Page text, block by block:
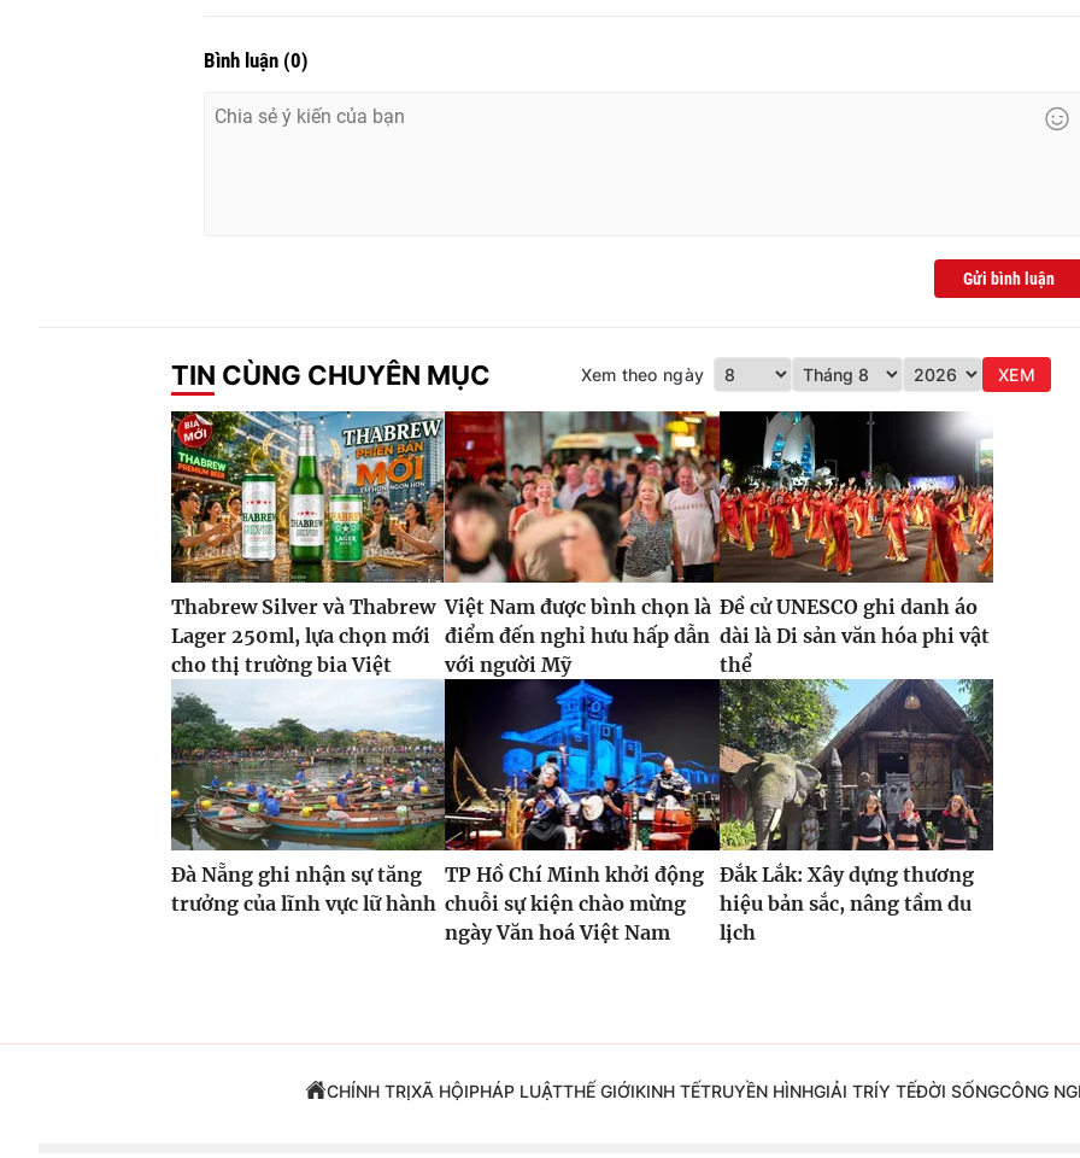
Bình luận (0)
Gửi bình luận
TIN CÙNG CHUYÊN MỤC Xem theo ngày XEM
Thabrew Silver và Thabrew
Lager 250ml, lựa chọn mới
cho thị trường bia Việt
Việt Nam được bình chọn là
điểm đến nghỉ hưu hấp dẫn
với người Mỹ
Đề cử UNESCO ghi danh áo
dài là Di sản văn hóa phi vật
thể
Đà Nẵng ghi nhận sự tăng
trưởng của lĩnh vực lữ hành
TP Hồ Chí Minh khởi động
chuỗi sự kiện chào mừng
ngày Văn hoá Việt Nam
Đắk Lắk: Xây dựng thương
hiệu bản sắc, nâng tầm du
lịch
CHÍNH TRỊXÃ HỘIPHÁP LUẬTTHẾ GIỚIKINH TẾTRUYỀN HÌNHGIẢI TRÍY TẾĐỜI SỐNGCÔNG